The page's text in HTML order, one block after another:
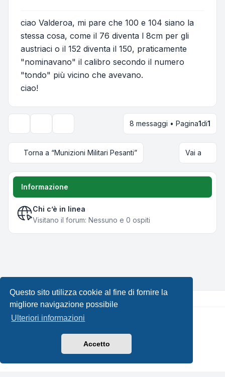
Questo sito utilizza cookie al fine di fornire la
migliore navigazione possibile
Ulteriori informazioni
Accetto
ciao Valderoa, mi pare che 100 e 104 siano la
stessa cosa, come il 76 diventa l 8cm per gli
austriaci o il 152 diventa il 150, praticamente
"nominavano" il calibro secondo il numero
"tondo" più vicino che avevano.
ciao!
Opzioni di visualizzazione e ordinamento
8 messaggi • Pagina1di1
Torna a “Munizioni Militari Pesanti” Vai a
Informazione
Chi c’è in linea
Visitano il forum: Nessuno e 0 ospiti
Creato daphpBB® Forum Software © phpBB Limited •
Leenoz.com
phpBB-Italia.it
Condizioni|Tutti gli orari sono